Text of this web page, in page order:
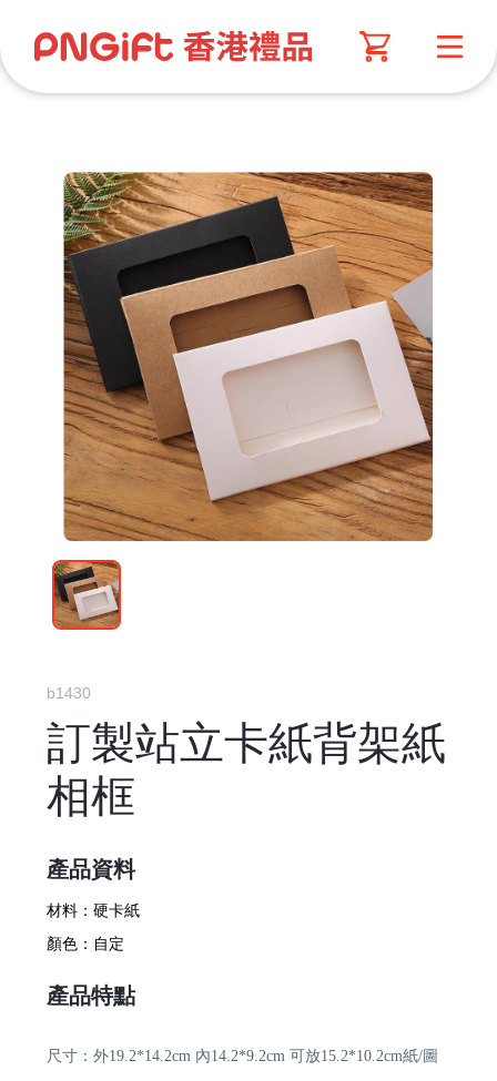
b1430
訂製站立卡紙背架紙
相框
產品資料
材料： 硬卡紙
顏色： 自定
產品特點
尺寸：外19.2*14.2cm 內14.2*9.2cm 可放15.2*10.2cm紙/圖